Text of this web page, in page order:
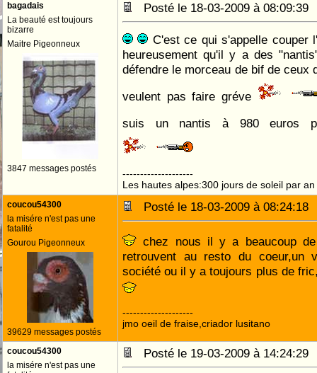
bagadais
La beauté est toujours
bizarre
Maitre Pigeonneux
3847 messages postés
Posté le 18-03-2009 à
C'est ce qui s'appelle
heureusement qu'il y a des
défendre le morceau de bif de ceux
veulent pas faire gréve
suis un nantis à 980 euros
--------------------
Les hautes alpes:300 jours de soleil par an
coucou54300
la misére n'est pas une
fatalité
Gourou Pigeonneux
39629 messages postés
Posté le 18-03-2009 à
chez nous il y a beaucoup
retrouvent au resto du coeur,un
société ou il y a toujours plus de
--------------------
jmo oeil de fraise,criador lusitano
coucou54300
la misére n'est pas une
Posté le 19-03-2009 à